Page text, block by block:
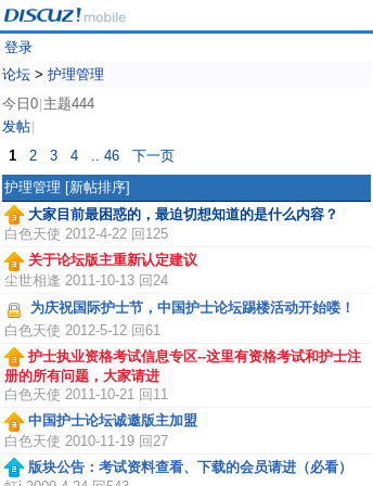
登录
论坛 > 护理管理
今日0 主题444
发帖
1 2 3 4 .. 46
下一页
护理管理 [新帖排序]
大家目前最困惑的，最迫切想知道的是什么内容？
白色天使 2012-4-22 回125
关于论坛版主重新认定建议
尘世相逢 2011-10-13 回24
为庆祝国际护士节，中国护士论坛踢楼活动开始喽！
白色天使 2012-5-12 回61
护士执业资格考试信息专区--这里有资格考试和护士注
册的所有问题，大家请进
白色天使 2011-10-21 回11
中国护士论坛诚邀版主加盟
白色天使 2010-11-19 回27
版块公告：考试资料查看、下载的会员请进（必看）